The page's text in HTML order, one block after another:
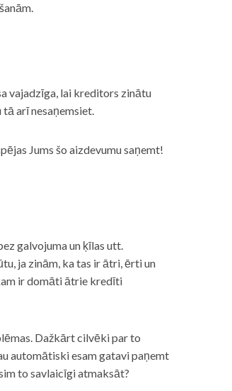
vajadzīga, lai kreditors zinātu
arī nesaņemsiet.
Jums šo aizdevumu saņemt!
galvojuma un ķīlas utt.
ja zinām, ka tas ir ātri, ērti un
ir domāti ātrie kredīti
Dažkārt cilvēki par to
automātiski esam gatavi paņemt
to savlaicīgi atmaksāt?